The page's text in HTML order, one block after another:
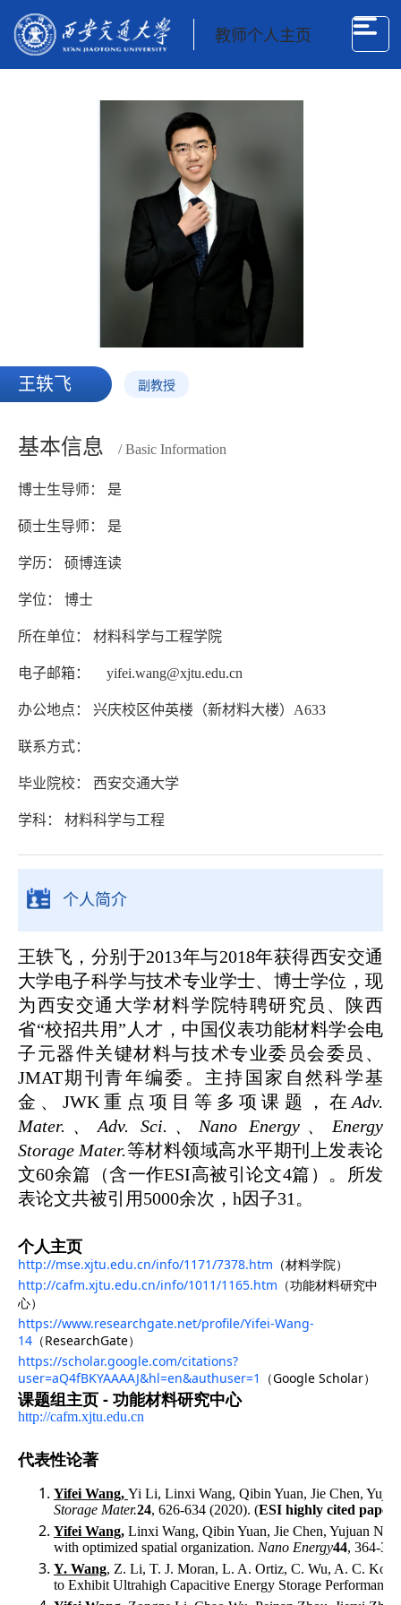
教师个人主页
王轶飞 副教授
基本信息 / Basic Information
博士生导师： 是
硕士生导师： 是
学历： 硕博连读
学位： 博士
所在单位： 材料科学与工程学院
电子邮箱： yifei.wang@xjtu.edu.cn
办公地点： 兴庆校区仲英楼（新材料大楼）A633
联系方式：
毕业院校： 西安交通大学
学科： 材料科学与工程
个人简介